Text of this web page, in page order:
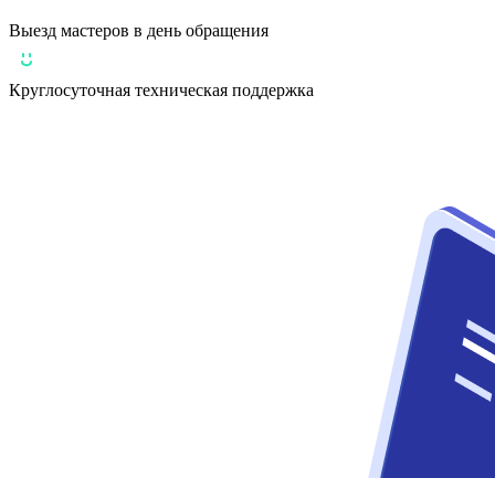
Выезд мастеров в день обращения
Круглосуточная техническая поддержка